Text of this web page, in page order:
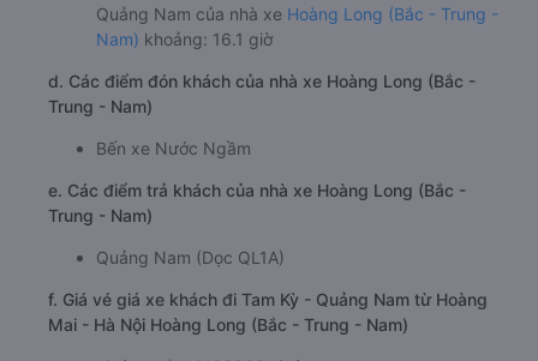
Quảng Nam của nhà xe Hoàng Long (Bắc - Trung -
Nam) khoảng: 16.1 giờ
d. Các điểm đón khách của nhà xe Hoàng Long (Bắc -
Trung - Nam)
Bến xe Nước Ngầm
e. Các điểm trả khách của nhà xe Hoàng Long (Bắc -
Trung - Nam)
Quảng Nam (Dọc QL1A)
f. Giá vé giá xe khách đi Tam Kỳ - Quảng Nam từ Hoàng
Mai - Hà Nội Hoàng Long (Bắc - Trung - Nam)